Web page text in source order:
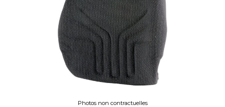
Photos non contractuelles